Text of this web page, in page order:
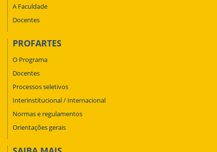
A Faculdade
Docentes
PROFARTES
O Programa
Docentes
Processos seletivos
Interinstitucional / Internacional
Normas e regulamentos
Orientações gerais